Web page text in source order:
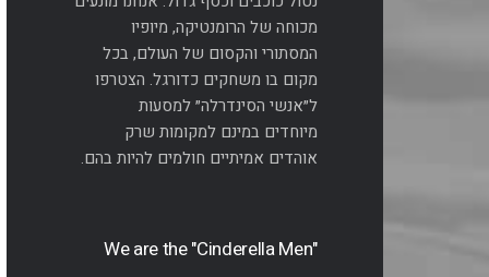
מכוחה של הרומנטיקה, מיופיו
המסתורי והקסום של העולם, בכל
מקום בו משחקים כדורגל. הצטרפו
ל״אנשי הסינדרלה״ למסעות
מיוחדים במינם למקומות שרק
אוהדים אמיתיים חולמים להיות בהם.
"We are the "Cinderella Men